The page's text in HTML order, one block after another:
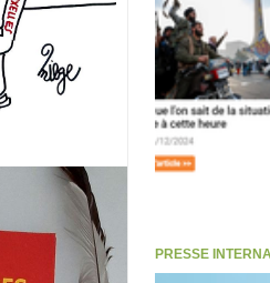
PRESSE